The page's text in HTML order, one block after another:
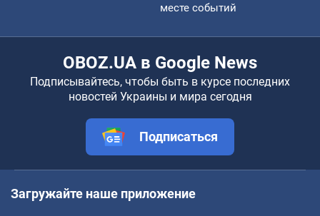
месте событий
OBOZ.UA в Google News
Подписывайтесь, чтобы быть в курсе последних
новостей Украины и мира сегодня
Подписаться
Загружайте наше приложение